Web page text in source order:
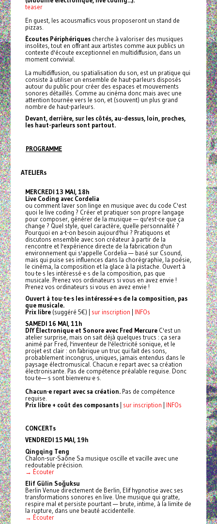
teaser
En guest, les acousmaflics vous proposeront un stand de
pizzas.
Écoutes Périphériquescherche à valoriser des musiques
insolites, tout en offrant aux artistes comme aux publics un
contexte d'écoute exceptionnel en multidiffusion, dans un
moment convivial.
La multidiffusion, ou spatialisation du son, est un pratique qui
consiste à utiliser un ensemble de haut-parleurs disposés
autour du public pour créer des espaces et mouvements
sonores détaillés. Comme au cinéma donc mais avec une
attention tournée vers le son, et (souvent) un plus grand
nombre de haut-parleurs.
Devant, derrière, sur les côtés, au-dessus, loin, proches,
les haut-parleurs sont partout.
PROGRAMME
ATELIERs
MERCREDI 13 MAI, 18h
Live Coding avec Cordelia
ou comment laver son linge en musique avec du code C'est
quoi le live coding ? Créer et pratiquer son propre langage
pour composer, générer de la musique — qu'est-ce que ça
change ? Quel style, quel caractère, quelle personnalité ?
Pourquoi en a-t-on besoin aujourd'hui ? Pratiquons et
discutons ensemble avec son créateur à partir de la
rencontre et l'expérience directe de la fabrication d'un
environnement qui s'appelle Cordelia — basé sur Csound,
mais qui puise ses influences dans la chorégraphie, la poésie,
le cinéma, la composition et la glace à la pistache. Ouvert à
tou·te·s les intéressé·e·s de la composition, pas que
musicale. Prenez vos ordinateurs si vous en avez envie !
Prenez vos ordinateurs si vous en avez envie !
Ouvert à tou·te·s les intéressé·e·s de la composition, pas
que musicale.
Prix libre(suggéré 5€) | sur inscription | INFOs
SAMEDI 16 MAI, 11h
DIY Électronique et Sonore avec Fred MercureC'est un
atelier surprise, mais on sait déjà quelques trucs : ça sera
animé par Fred, l'inventeur de l'électricité sonique, et le
projet est clair : on fabrique un truc qui fait des sons,
probablement incongrus, uniques, jamais entendus dans le
paysage électromusical. Chacun.e repart avec sa création
électronisante. Pas de compétence préalable requise. Donc
tou·te—·s sont bienvenu·e·s.
Chacun·e repart avec sa création.Pas de compétence
requise.
Prix libre + coût des composants| sur inscription | INFOs
CONCERTs
VENDREDI 15 MAI, 19h
Qingqing Teng
Chalon-sur-Saône Sa musique oscille et vacille avec une
redoutable précision.
→ Écouter
Elif Gülin Soğuksu
Berlin Venue directement de Berlin, Elif hypnotise avec ses
transformations sonores en live. Une musique qui gratte,
respire mal et persiste pourtant — brute, intime, à la limite de
la rupture, dans une beauté accidentelle.
→ Écouter